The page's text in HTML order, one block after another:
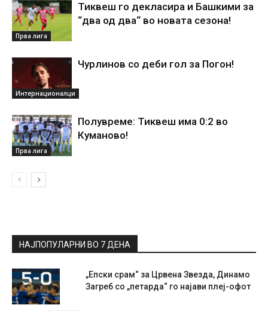
Прва лига
Тиквеш го декласира и Башкими за
“два од два“ во новата сезона!
Интернационалци
Чурлинов со деби гол за Погон!
Прва лига
Полувреме: Тиквеш има 0:2 во
Куманово!
НАЈПОПУЛАРНИ ВО 7 ДЕНА
„Епски срам“ за Црвена Звезда, Динамо
Загреб со „петарда“ го најави плеј-офот